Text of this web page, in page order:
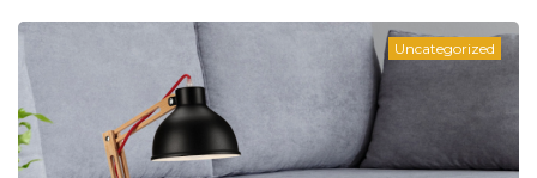
Uncategorized